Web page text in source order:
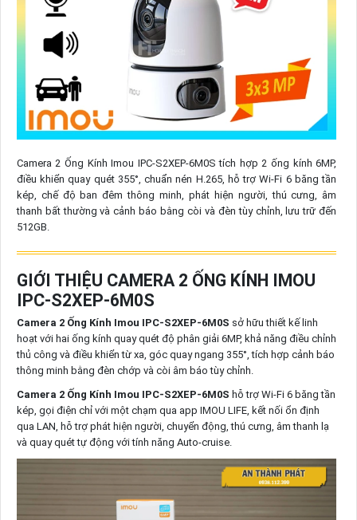
Camera 2 Ống Kính Imou IPC-S2XEP-6M0S tích hợp 2 ống kính 6MP,
điều khiển quay quét 355°, chuẩn nén H.265, hỗ trợ Wi-Fi 6 băng tần
kép, chế độ ban đêm thông minh, phát hiện người, thú cưng, âm
thanh bất thường và cảnh báo bằng còi và đèn tùy chỉnh, lưu trữ đến
512GB.
GIỚI THIỆU CAMERA 2 ỐNG KÍNH IMOU
IPC-S2XEP-6M0S
Camera 2 Ống Kính Imou IPC-S2XEP-6M0S sở hữu thiết kế linh
hoạt với hai ống kính quay quét độ phân giải 6MP, khả năng điều chỉnh
thủ công và điều khiển từ xa, góc quay ngang 355°, tích hợp cảnh báo
thông minh bằng đèn chớp và còi âm báo tùy chỉnh.
Camera 2 Ống Kính Imou IPC-S2XEP-6M0S hỗ trợ Wi-Fi 6 băng tần
kép, gọi điện chỉ với một chạm qua app IMOU LIFE, kết nối ổn định
qua LAN, hỗ trợ phát hiện người, chuyển động, thú cưng, âm thanh lạ
và quay quét tự động với tính năng Auto-cruise.